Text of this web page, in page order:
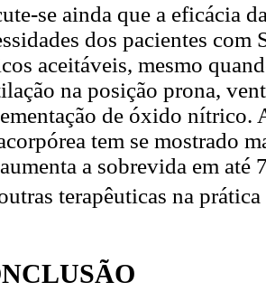
se ainda que a eficácia
dos pacientes
aceitáveis, mesmo
na posição prona,
de óxido nítrico.
tem se mostrado
a sobrevida em
terapêuticas na